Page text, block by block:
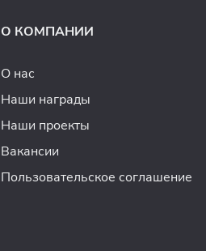
О КОМПАНИИ
О нас
Наши награды
Наши проекты
Вакансии
Пользовательское соглашение